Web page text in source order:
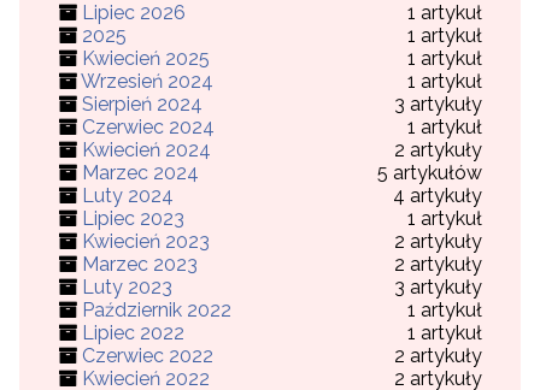
1 artykuł
Lipiec 2026
1 artykuł
2025
1 artykuł
Kwiecień 2025
1 artykuł
Wrzesień 2024
3 artykuły
Sierpień 2024
1 artykuł
Czerwiec 2024
2 artykuły
Kwiecień 2024
5 artykułów
Marzec 2024
4 artykuły
Luty 2024
1 artykuł
Lipiec 2023
2 artykuły
Kwiecień 2023
2 artykuły
Marzec 2023
3 artykuły
Luty 2023
1 artykuł
Październik 2022
1 artykuł
Lipiec 2022
2 artykuły
Czerwiec 2022
2 artykuły
Kwiecień 2022